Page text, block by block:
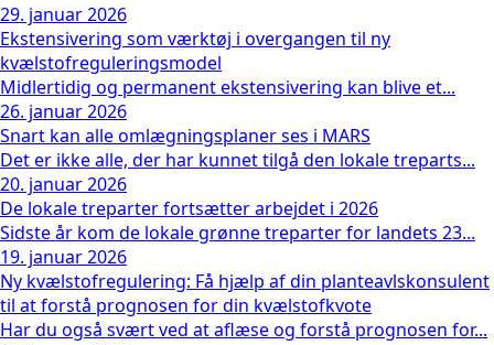
29. januar 2026
Ekstensivering som værktøj i overgangen til ny
kvælstofreguleringsmodel
Midlertidig og permanent ekstensivering kan blive et...
26. januar 2026
Snart kan alle omlægningsplaner ses i MARS
Det er ikke alle, der har kunnet tilgå den lokale treparts...
20. januar 2026
De lokale treparter fortsætter arbejdet i 2026
Sidste år kom de lokale grønne treparter for landets 23...
19. januar 2026
Ny kvælstofregulering: Få hjælp af din planteavlskonsulent
til at forstå prognosen for din kvælstofkvote
Har du også svært ved at aflæse og forstå prognosen for...